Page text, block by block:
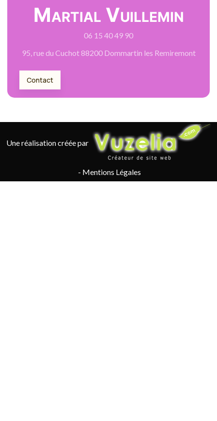
Martial Vuillemin
06 15 40 49 90
95, rue du Cuchot 88200 Dommartin les Remiremont
Contact
Une réalisation créée par
- Mentions Légales